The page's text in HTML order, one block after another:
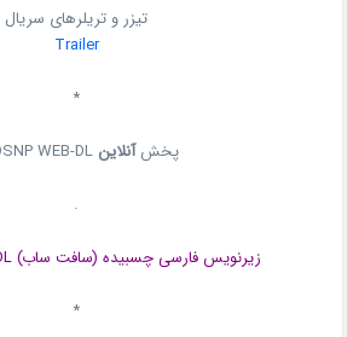
تیزر و تریلرهای سریال
Trailer
*
پخشآنلاین
.
زیرنویس فارسی چسبیده (سافت ساب) DSNP WEB-DL
*